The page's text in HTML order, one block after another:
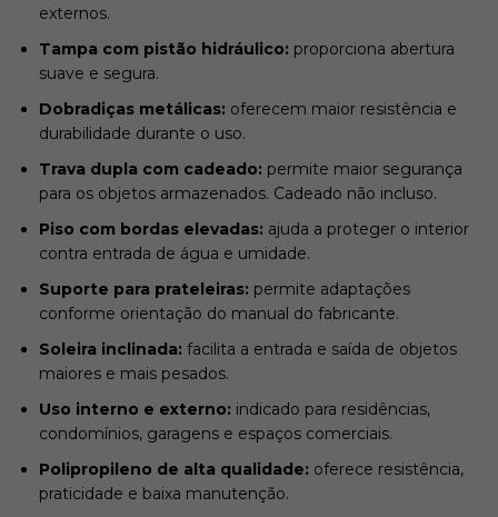
externos.
Tampa com pistão hidráulico: proporciona abertura
suave e segura.
Dobradiças metálicas: oferecem maior resistência e
durabilidade durante o uso.
Trava dupla com cadeado: permite maior segurança
para os objetos armazenados. Cadeado não incluso.
Piso com bordas elevadas: ajuda a proteger o interior
contra entrada de água e umidade.
Suporte para prateleiras: permite adaptações
conforme orientação do manual do fabricante.
Soleira inclinada: facilita a entrada e saída de objetos
maiores e mais pesados.
Uso interno e externo: indicado para residências,
condomínios, garagens e espaços comerciais.
Polipropileno de alta qualidade: oferece resistência,
praticidade e baixa manutenção.